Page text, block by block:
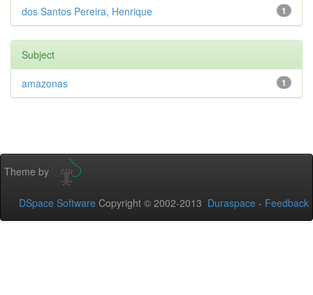
1
dos Santos Pereira, Henrique
Subject
1
amazonas
Theme by
DSpace Software Copyright © 2002-2013 Duraspace - Feedback